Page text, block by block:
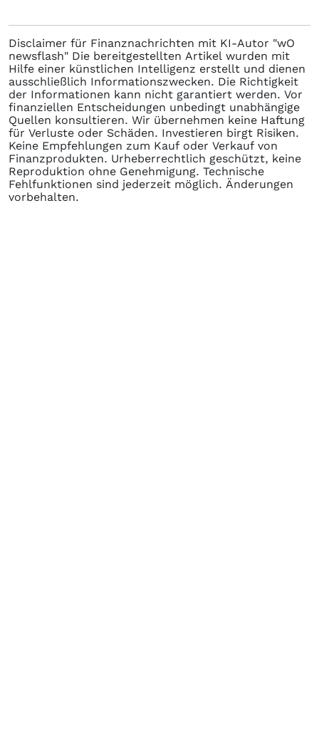
Disclaimer für Finanznachrichten mit KI-Autor "wO
newsflash" Die bereitgestellten Artikel wurden mit
Hilfe einer künstlichen Intelligenz erstellt und dienen
ausschließlich Informationszwecken. Die Richtigkeit
der Informationen kann nicht garantiert werden. Vor
finanziellen Entscheidungen unbedingt unabhängige
Quellen konsultieren. Wir übernehmen keine Haftung
für Verluste oder Schäden. Investieren birgt Risiken.
Keine Empfehlungen zum Kauf oder Verkauf von
Finanzprodukten. Urheberrechtlich geschützt, keine
Reproduktion ohne Genehmigung. Technische
Fehlfunktionen sind jederzeit möglich. Änderungen
vorbehalten.